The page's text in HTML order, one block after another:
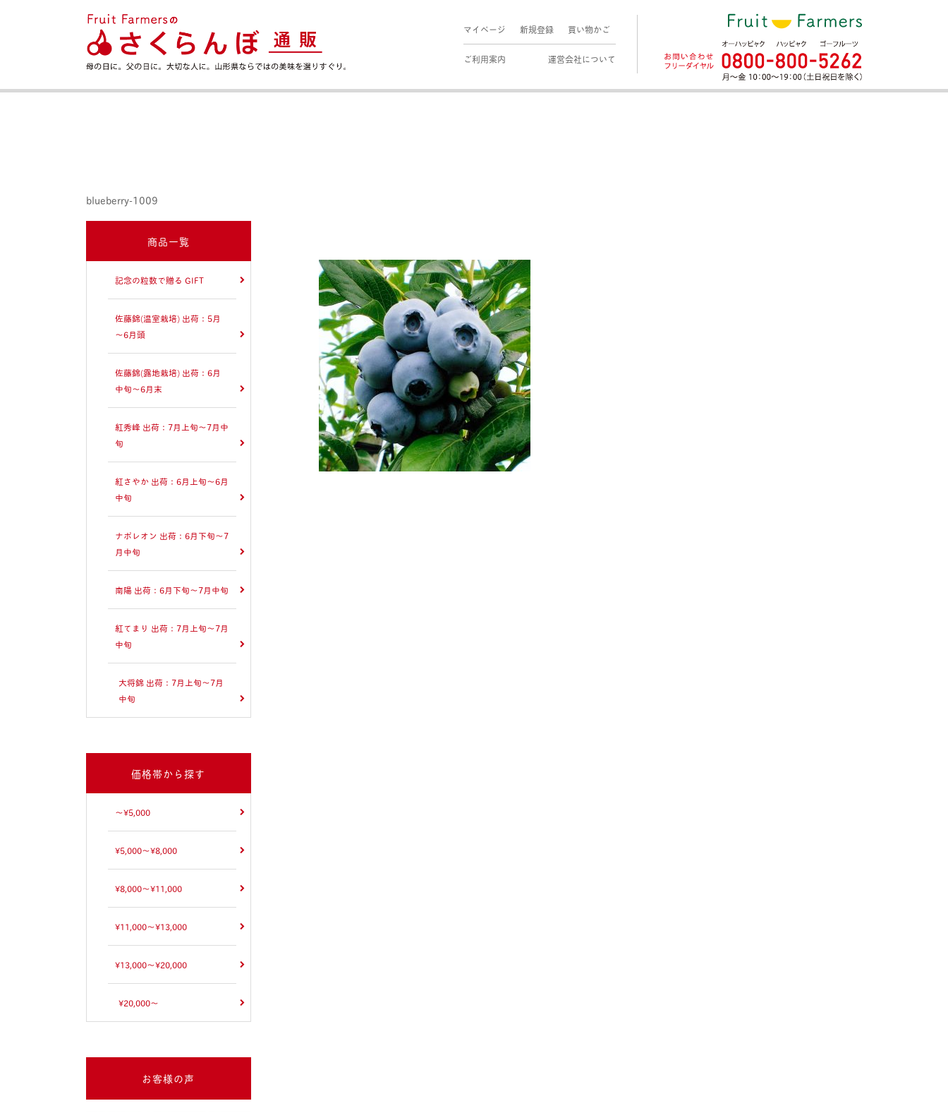
マイページ 新規登録 買い物かご
ご利用案内 運営会社について
blueberry-1009
商品一覧
記念の粒数で贈る GIFT
佐藤錦(温室栽培) 出荷：5月
～6月頭
佐藤錦(露地栽培) 出荷：6月
中旬～6月末
紅秀峰 出荷：7月上旬～7月中
旬
紅さやか 出荷：6月上旬～6月
中旬
ナポレオン 出荷：6月下旬～7
月中旬
南陽 出荷：6月下旬～7月中旬
紅てまり 出荷：7月上旬～7月
中旬
大将錦 出荷：7月上旬～7月
中旬
価格帯から探す
～¥5,000
¥5,000～¥8,000
¥8,000～¥11,000
¥11,000～¥13,000
¥13,000～¥20,000
¥20,000～
お客様の声